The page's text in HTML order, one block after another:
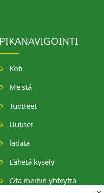
PIKANAVIGOINTI
Koti
Meistä
Tuotteet
Uutiset
ladata
Lähetä kysely
Ota meihin yhteyttä